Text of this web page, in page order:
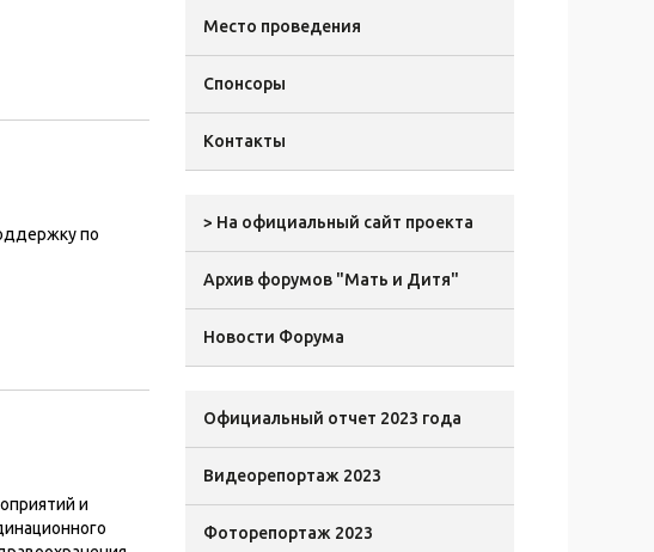
по
и
Место проведения
Спонсоры
Контакты
> На официальный сайт проекта
Архив форумов "Мать и Дитя"
Новости Форума
Официальный отчет 2023 года
Видеорепортаж 2023
Фоторепортаж 2023